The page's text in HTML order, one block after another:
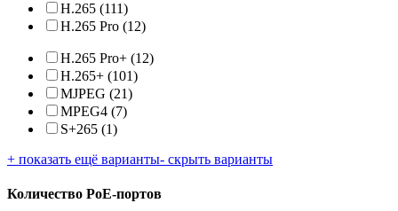
H.265 (111)
H.265 Pro (12)
H.265 Pro+ (12)
H.265+ (101)
MJPEG (21)
MPEG4 (7)
S+265 (1)
+ показать ещё варианты- скрыть варианты
Количество PoE-портов